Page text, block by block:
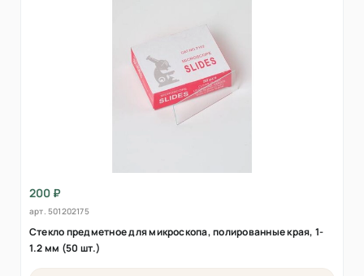
200 ₽
арт. 501202175
Стекло предметное для микроскопа, полированные края, 1-
1.2 мм (50 шт.)